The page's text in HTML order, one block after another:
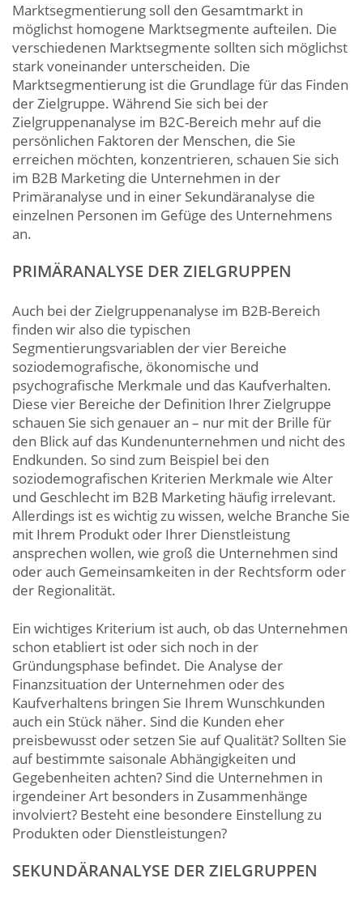
Marktsegmentierung soll den Gesamtmarkt in
möglichst homogene Marktsegmente aufteilen. Die
verschiedenen Marktsegmente sollten sich möglichst
stark voneinander unterscheiden. Die
Marktsegmentierung ist die Grundlage für das Finden
der Zielgruppe. Während Sie sich bei der
Zielgruppenanalyse im B2C-Bereich mehr auf die
persönlichen Faktoren der Menschen, die Sie
erreichen möchten, konzentrieren, schauen Sie sich
im B2B Marketing die Unternehmen in der
Primäranalyse und in einer Sekundäranalyse die
einzelnen Personen im Gefüge des Unternehmens
an.
PRIMÄRANALYSE DER ZIELGRUPPEN
Auch bei der Zielgruppenanalyse im B2B-Bereich
finden wir also die typischen
Segmentierungsvariablen der vier Bereiche
soziodemografische, ökonomische und
psychografische Merkmale und das Kaufverhalten.
Diese vier Bereiche der Definition Ihrer Zielgruppe
schauen Sie sich genauer an – nur mit der Brille für
den Blick auf das Kundenunternehmen und nicht des
Endkunden. So sind zum Beispiel bei den
soziodemografischen Kriterien Merkmale wie Alter
und Geschlecht im B2B Marketing häufig irrelevant.
Allerdings ist es wichtig zu wissen, welche Branche Sie
mit Ihrem Produkt oder Ihrer Dienstleistung
ansprechen wollen, wie groß die Unternehmen sind
oder auch Gemeinsamkeiten in der Rechtsform oder
der Regionalität.
Ein wichtiges Kriterium ist auch, ob das Unternehmen
schon etabliert ist oder sich noch in der
Gründungsphase befindet. Die Analyse der
Finanzsituation der Unternehmen oder des
Kaufverhaltens bringen Sie Ihrem Wunschkunden
auch ein Stück näher. Sind die Kunden eher
preisbewusst oder setzen Sie auf Qualität? Sollten Sie
auf bestimmte saisonale Abhängigkeiten und
Gegebenheiten achten? Sind die Unternehmen in
irgendeiner Art besonders in Zusammenhänge
involviert? Besteht eine besondere Einstellung zu
Produkten oder Dienstleistungen?
SEKUNDÄRANALYSE DER ZIELGRUPPEN